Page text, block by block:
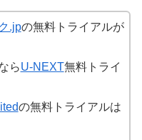
.jpの無料トライアルが
らU-NEXT無料トライ
の無料トライアルは